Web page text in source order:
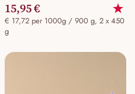
15,95 €
€ 17,72 per 1000g / 900 g, 2 x 450
g